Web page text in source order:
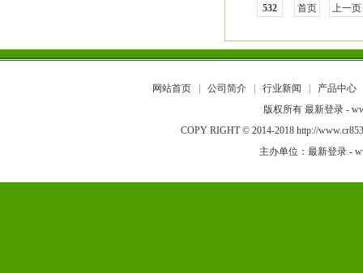
532 首页 上一页
网站首页 公司简介 行业新闻
产品中心
版权所有 最新登录 -
COPY RIGHT © 2014-2018 http://
主办单位：最新登录 -